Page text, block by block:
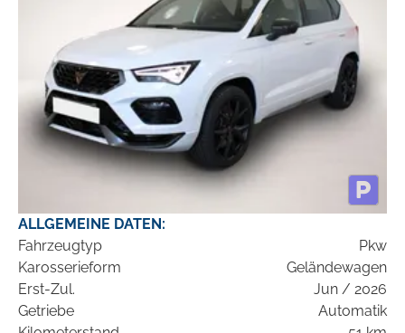
ALLGEMEINE DATEN:
Fahrzeugtyp
Pkw
Karosserieform
Geländewagen
Erst-Zul.
Jun / 2026
Getriebe
Automatik